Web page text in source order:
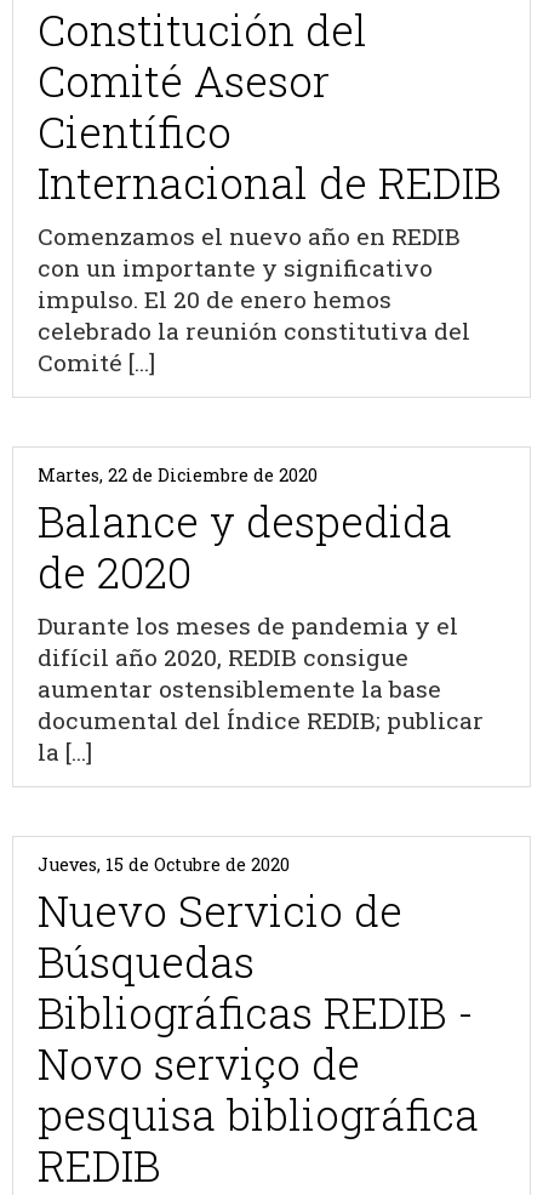
Constitución del
Comité Asesor
Científico
Internacional de REDIB
Comenzamos el nuevo año en REDIB
con un importante y significativo
impulso. El 20 de enero hemos
celebrado la reunión constitutiva del
Comité [...]
Martes, 22 de Diciembre de 2020
Balance y despedida
de 2020
Durante los meses de pandemia y el
difícil año 2020, REDIB consigue
aumentar ostensiblemente la base
documental del Índice REDIB; publicar
la [...]
Jueves, 15 de Octubre de 2020
Nuevo Servicio de
Búsquedas
Bibliográficas REDIB -
Novo serviço de
pesquisa bibliográfica
REDIB